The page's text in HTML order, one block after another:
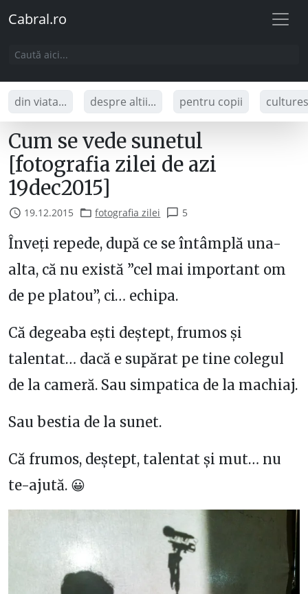
Cabral.ro
din viata... despre altii... pentru copii
Cum se vede sunetul
[fotografia zilei de azi
19dec2015]
19.12.2015 fotografia zilei 5
Înveți repede, după ce se întâmplă una-
alta, că nu există ”cel mai important om
de pe platou”, ci… echipa.
Că degeaba ești deștept, frumos și
talentat… dacă e supărat pe tine colegul
de la cameră. Sau simpatica de la machiaj.
Sau bestia de la sunet.
Că frumos, deștept, talentat și mut… nu
te-ajută. 😀